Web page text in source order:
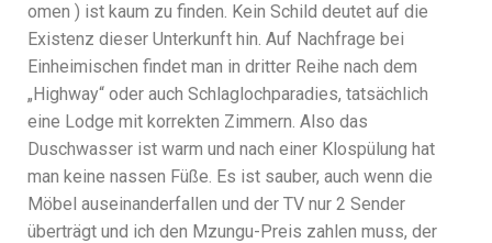
omen ) ist kaum zu finden. Kein Schild deutet auf die
Existenz dieser Unterkunft hin. Auf Nachfrage bei
Einheimischen findet man in dritter Reihe nach dem
„Highway“ oder auch Schlaglochparadies, tatsächlich
eine Lodge mit korrekten Zimmern. Also das
Duschwasser ist warm und nach einer Klospülung hat
man keine nassen Füße. Es ist sauber, auch wenn die
Möbel auseinanderfallen und der TV nur 2 Sender
überträgt und ich den Mzungu-Preis zahlen muss, der